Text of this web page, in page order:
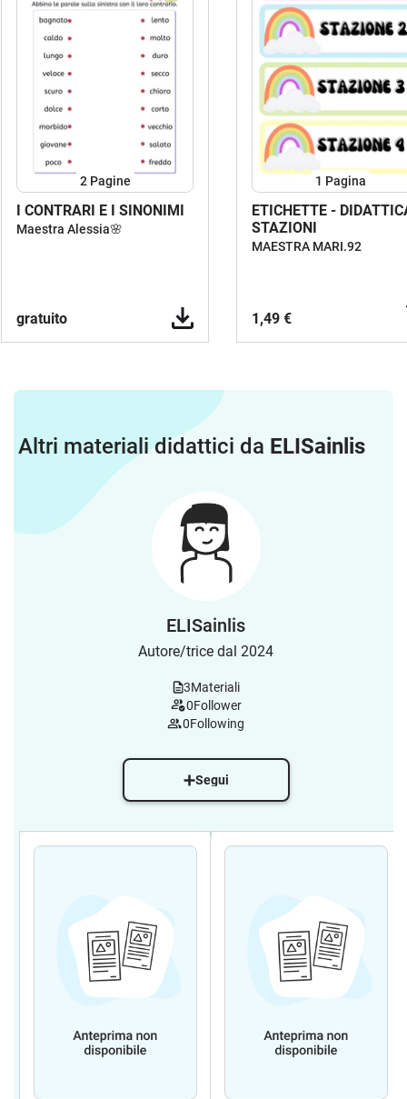
2 Pagine
I CONTRARI E I SINONIMI
Maestra Alessia🌸
gratuito
1 Pagina
ETICHETTE -
STAZIONI
MAESTRA MARI.92
1,49 €
Altri materiali didattici da ELISainlis
ELISainlis
Autore/trice dal 2024
3Materiali
0Follower
0Following
Segui